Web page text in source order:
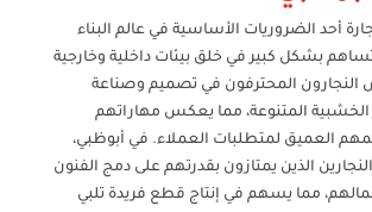
أحد الضروريات الأساسية في عالم البناء
بشكل كبير في خلق بيئات داخلية وخارجية
المحترفون في تصميم وصناعة
الخشبية المتنوعة، مما يعكس مهاراتهم
العميق لمتطلبات العملاء. في أبوظبي،
الذين يمتازون بقدرتهم على دمج الفنون
مما يسهم في إنتاج قطع فريدة تلبي